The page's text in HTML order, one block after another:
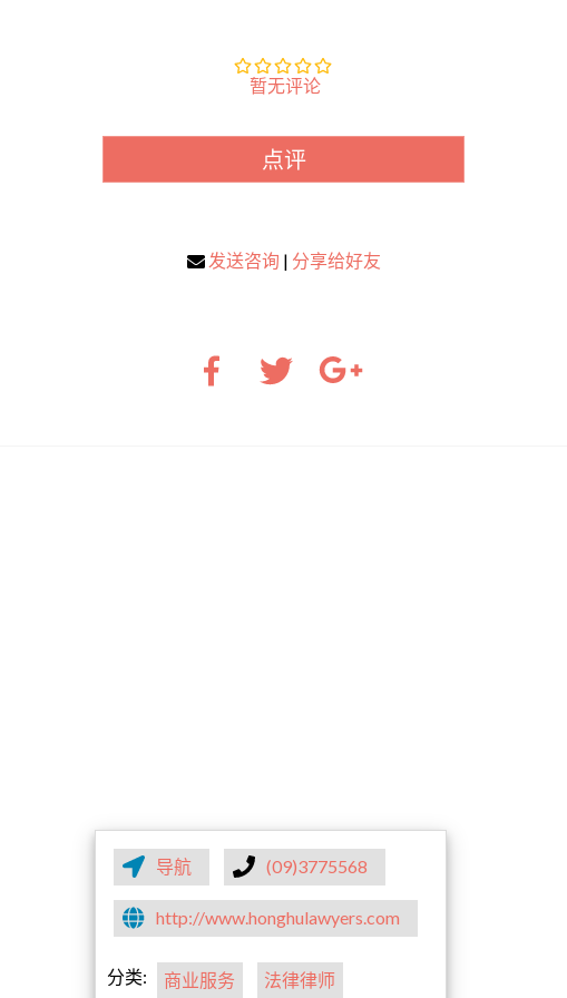
暂无评论
点评
发送咨询 | 分享给好友
导航 (09)3775568
http://www.honghulawyers.com
分类: 商业服务 法律律师